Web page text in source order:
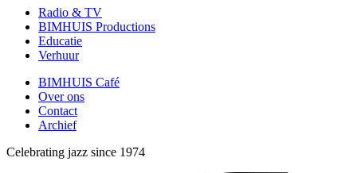
Radio & TV
BIMHUIS Productions
Educatie
Verhuur
BIMHUIS Café
Over ons
Contact
Archief
Celebrating jazz since 1974